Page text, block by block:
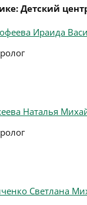
Детский
Ираида
Наталья
Светлана